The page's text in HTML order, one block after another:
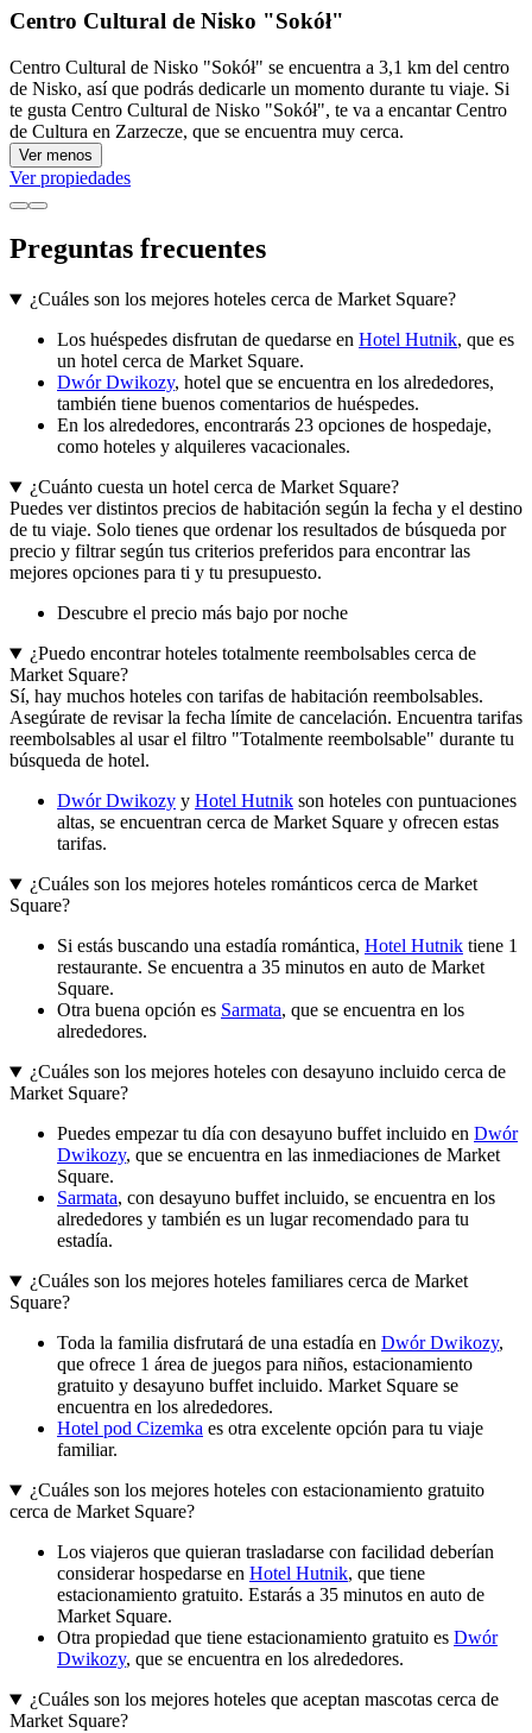
Centro Cultural de Nisko "Sokół"
Centro Cultural de Nisko "Sokół" se encuentra a 3,1 km del centro
de Nisko, así que podrás dedicarle un momento durante tu viaje. Si
te gusta Centro Cultural de Nisko "Sokół", te va a encantar Centro
de Cultura en Zarzecze, que se encuentra muy cerca.
Ver menos
Ver propiedades
Preguntas frecuentes
¿Cuáles son los mejores hoteles cerca de Market Square?
Los huéspedes disfrutan de quedarse en Hotel Hutnik, que es
un hotel cerca de Market Square.
Dwór Dwikozy, hotel que se encuentra en los alrededores,
también tiene buenos comentarios de huéspedes.
En los alrededores, encontrarás 23 opciones de hospedaje,
como hoteles y alquileres vacacionales.
¿Cuánto cuesta un hotel cerca de Market Square?
Puedes ver distintos precios de habitación según la fecha y el destino
de tu viaje. Solo tienes que ordenar los resultados de búsqueda por
precio y filtrar según tus criterios preferidos para encontrar las
mejores opciones para ti y tu presupuesto.
Descubre el precio más bajo por noche
¿Puedo encontrar hoteles totalmente reembolsables cerca de
Market Square?
Sí, hay muchos hoteles con tarifas de habitación reembolsables.
Asegúrate de revisar la fecha límite de cancelación. Encuentra tarifas
reembolsables al usar el filtro "Totalmente reembolsable" durante tu
búsqueda de hotel.
Dwór Dwikozy y Hotel Hutnik son hoteles con puntuaciones
altas, se encuentran cerca de Market Square y ofrecen estas
tarifas.
¿Cuáles son los mejores hoteles románticos cerca de Market
Square?
Si estás buscando una estadía romántica, Hotel Hutnik tiene 1
restaurante. Se encuentra a 35 minutos en auto de Market
Square.
Otra buena opción es Sarmata, que se encuentra en los
alrededores.
¿Cuáles son los mejores hoteles con desayuno incluido cerca de
Market Square?
Puedes empezar tu día con desayuno buffet incluido en Dwór
Dwikozy, que se encuentra en las inmediaciones de Market
Square.
Sarmata, con desayuno buffet incluido, se encuentra en los
alrededores y también es un lugar recomendado para tu
estadía.
¿Cuáles son los mejores hoteles familiares cerca de Market
Square?
Toda la familia disfrutará de una estadía en Dwór Dwikozy,
que ofrece 1 área de juegos para niños, estacionamiento
gratuito y desayuno buffet incluido. Market Square se
encuentra en los alrededores.
Hotel pod Cizemka es otra excelente opción para tu viaje
familiar.
¿Cuáles son los mejores hoteles con estacionamiento gratuito
cerca de Market Square?
Los viajeros que quieran trasladarse con facilidad deberían
considerar hospedarse en Hotel Hutnik, que tiene
estacionamiento gratuito. Estarás a 35 minutos en auto de
Market Square.
Otra propiedad que tiene estacionamiento gratuito es Dwór
Dwikozy, que se encuentra en los alrededores.
¿Cuáles son los mejores hoteles que aceptan mascotas cerca de
Market Square?